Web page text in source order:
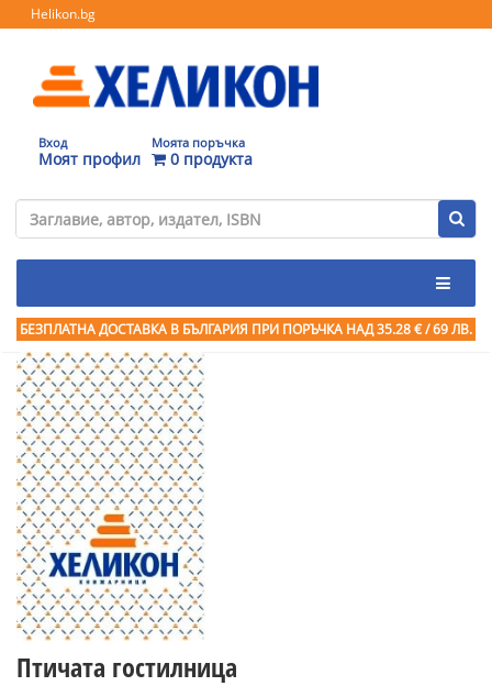
Helikon.bg
Вход
Моят профил
Моята поръчка
0 продукта
БЕЗПЛАТНА ДОСТАВКА В БЪЛГАРИЯ ПРИ ПОРЪЧКА НАД 35.28 € / 69 ЛВ.
Птичата гостилница